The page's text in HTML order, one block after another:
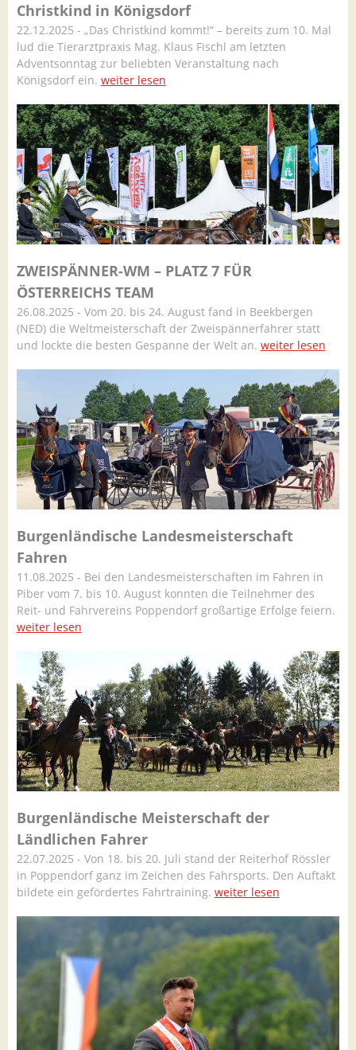
Christkind in Königsdorf
22.12.2025 - „Das Christkind kommt!“ – bereits zum 10. Mal
lud die Tierarztpraxis Mag. Klaus Fischl am letzten
Adventsonntag zur beliebten Veranstaltung nach
Königsdorf ein. weiter lesen
ZWEISPÄNNER-WM – PLATZ 7 FÜR
ÖSTERREICHS TEAM
26.08.2025 - Vom 20. bis 24. August fand in Beekbergen
(NED) die Weltmeisterschaft der Zweispännerfahrer statt
und lockte die besten Gespanne der Welt an. weiter lesen
Burgenländische Landesmeisterschaft
Fahren
11.08.2025 - Bei den Landesmeisterschaften im Fahren in
Piber vom 7. bis 10. August konnten die Teilnehmer des
Reit- und Fahrvereins Poppendorf großartige Erfolge feiern.
weiter lesen
Burgenländische Meisterschaft der
Ländlichen Fahrer
22.07.2025 - Von 18. bis 20. Juli stand der Reiterhof Rössler
in Poppendorf ganz im Zeichen des Fahrsports. Den Auftakt
bildete ein gefördertes Fahrtraining. weiter lesen